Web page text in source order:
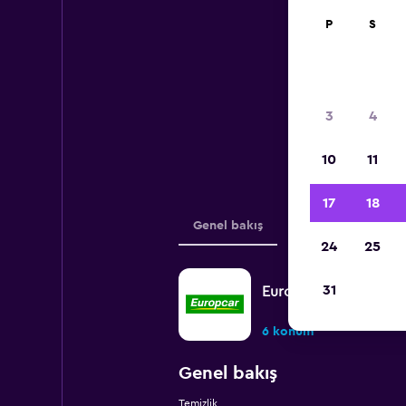
Genel bakış Konumlar
Europcar
6 konum
Genel bakış
Temizlik
P S
3 4
10 11
17 18
24 25
31